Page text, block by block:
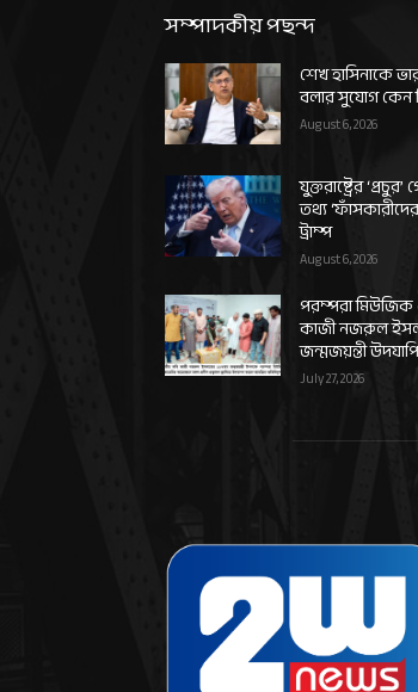
সম্পাদকীয় পছন্দ
শেখ হাসিনাকে
বলার সুযোগ কেন
August 6, 2026
যুক্তরাষ্ট্রের
তথ্য
ট্রাম্প
August 6, 2026
পরম্পরা
কাজী নজরুল
জন্মজয়ন্তী
July 27, 2026